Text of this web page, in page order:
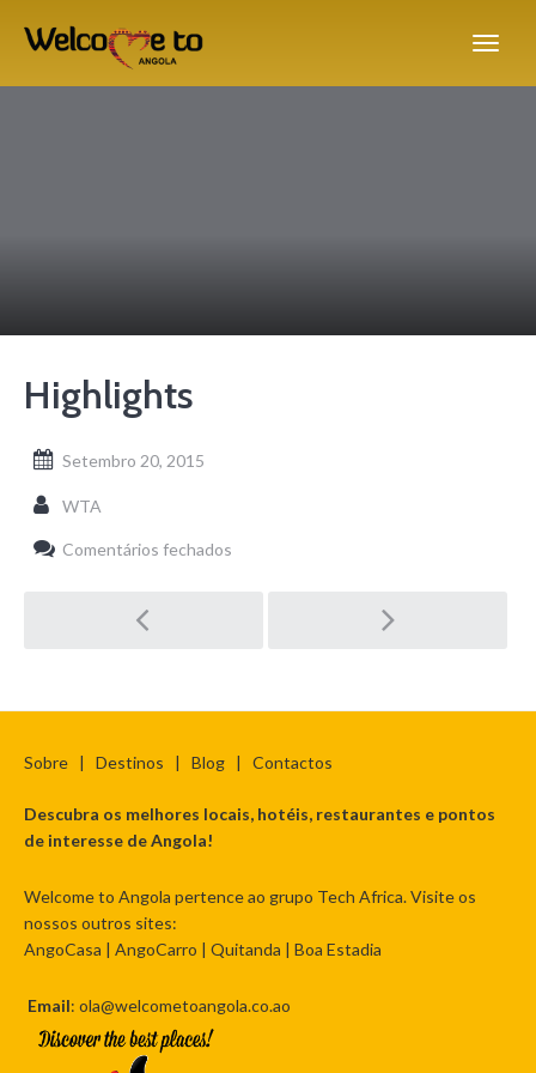
Highlights
Setembro 20, 2015
WTA
Comentários fechados
Pós-
navegação
Sobre | Destinos | Blog | Contactos
Descubra os melhores locais, hotéis, restaurantes e pontos
de interesse de Angola!
Welcome to Angola pertence ao grupo Tech Africa. Visite os
nossos outros sites:
AngoCasa | AngoCarro | Quitanda | Boa Estadia
Email: ola@welcometoangola.co.ao